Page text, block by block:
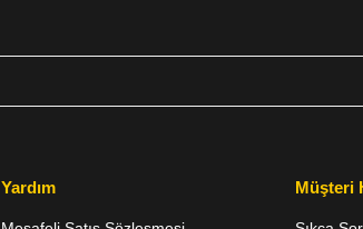
Yardım Müşteri